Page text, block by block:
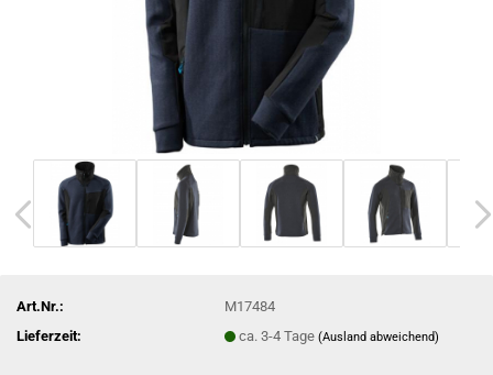
Art.Nr.:
M17484
Lieferzeit:
ca. 3-4 Tage(Ausland abweichend)